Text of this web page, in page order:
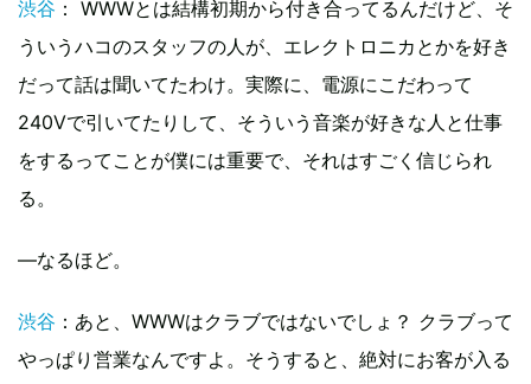
渋谷 ： WWWとは結構初期から付き合ってるんだけど、そ
ういうハコのスタッフの人が、エレクトロニカとかを好き
だって話は聞いてたわけ。実際に、電源にこだわって
240Vで引いてたりして、そういう音楽が好きな人と仕事
をするってことが僕には重要で、それはすごく信じられ
る。
―なるほど。
渋谷 ：あと、WWWはクラブではないでしょ？ クラブって
やっぱり営業なんですよ。そうすると、絶対にお客が入る